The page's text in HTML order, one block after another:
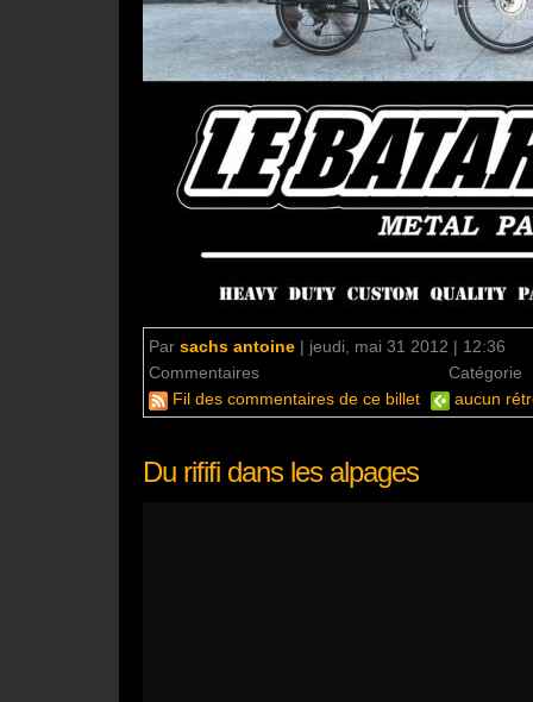
Par sachs antoine | jeudi, mai 31 2012 | 12:36
Commentaires
Catégorie
Fil des commentaires de ce billet
aucun
Du rififi dans les alpages